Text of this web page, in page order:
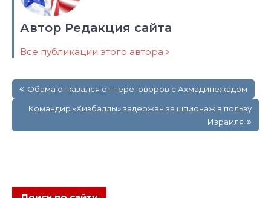
Автор Редакция сайта
Все публикации этого автора
по
записям
Обама отказался от переговоров с Ахмадинежадом
Командир «Хизбаллы» задержан за шпионаж в пользу
Израиля